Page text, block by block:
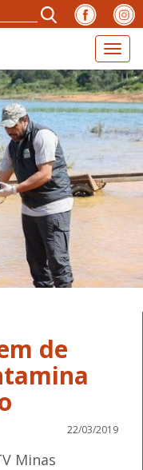
de
22/03/2019
Minas